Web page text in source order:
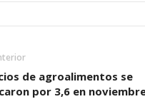
de agroalimentos se
por 3,6 en